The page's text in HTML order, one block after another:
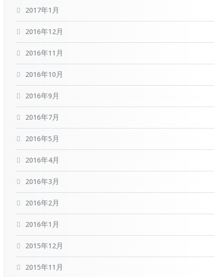
2017年1月
2016年12月
2016年11月
2016年10月
2016年9月
2016年7月
2016年5月
2016年4月
2016年3月
2016年2月
2016年1月
2015年12月
2015年11月